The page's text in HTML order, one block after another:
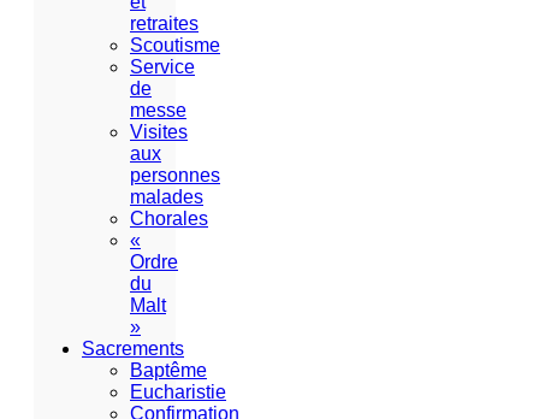
retraites
Scoutisme
Service
de
messe
Visites
aux
personnes
malades
Chorales
«
Ordre
du
Malt
»
Sacrements
Baptême
Eucharistie
Confirmation